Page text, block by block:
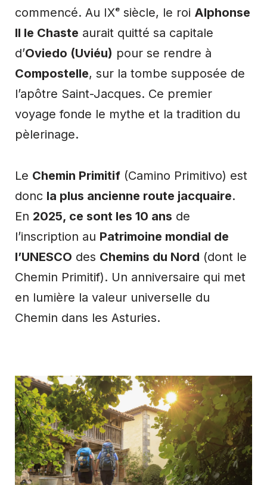
commencé. Au IXᵉ siècle, le roi Alphonse
II le Chaste aurait quitté sa capitale
d’Oviedo (Uviéu) pour se rendre à
Compostelle, sur la tombe supposée de
l’apôtre Saint-Jacques. Ce premier
voyage fonde le mythe et la tradition du
pèlerinage.
Le Chemin Primitif (Camino Primitivo) est
donc la plus ancienne route jacquaire.
En 2025, ce sont les 10 ans de
l’inscription au Patrimoine mondial de
l’UNESCO des Chemins du Nord (dont le
Chemin Primitif). Un anniversaire qui met
en lumière la valeur universelle du
Chemin dans les Asturies.